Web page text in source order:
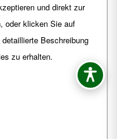
und direkt zur
oder klicken Sie auf
Beschreibung
zu erhalten.